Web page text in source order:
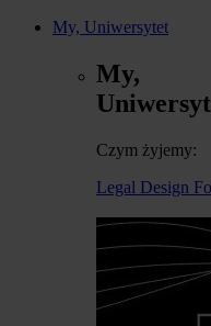
My, Uniwersytet
My,
Czym żyjemy:
Legal Design